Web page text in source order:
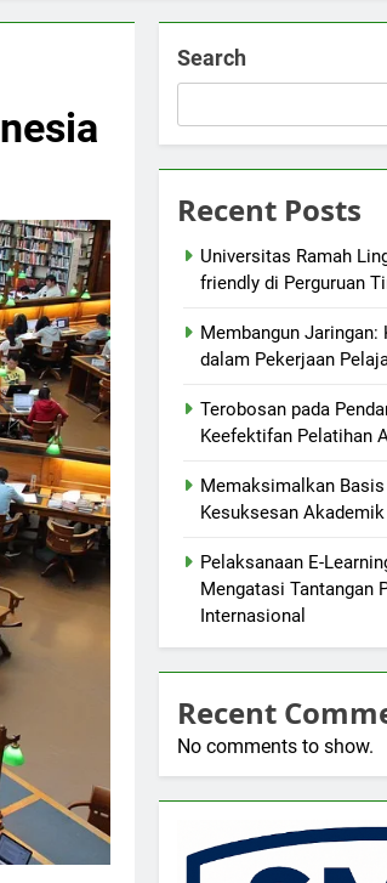
Search
Recent Posts
Universitas Ramah
friendly di Perguruan
Membangun
dalam Pekerjaan
Terobosan pada
Keefektifan Pelatihan
Memaksimalkan
Kesuksesan Akademik
Pelaksanaan E-
Mengatasi Tantangan
Internasional
Recent
No comments to show.